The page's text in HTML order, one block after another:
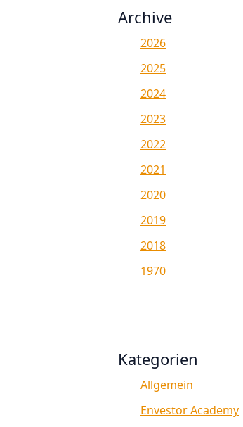
Archive
2026
2025
2024
2023
2022
2021
2020
2019
2018
1970
Kategorien
Allgemein
Envestor Academy